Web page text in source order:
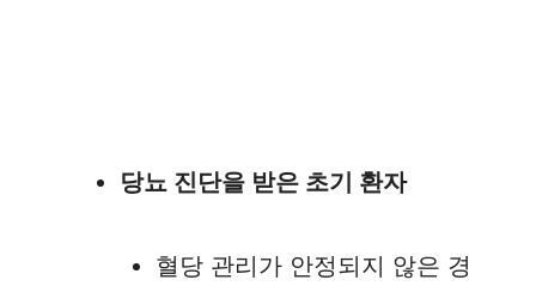
당뇨 진단을 받은 초기 환자
혈당 관리가 안정되지 않은 경